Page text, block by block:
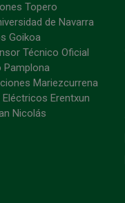
Topero
de Navarra
Goikoa
Técnico Oficial
Pamplona
Mariezcurrena
Erentxun
Nicolás